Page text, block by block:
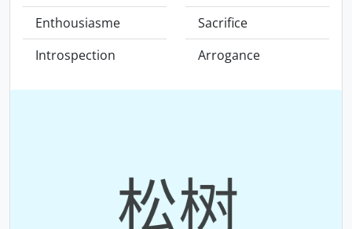
Enthousiasme
Introspection
Sacrifice
Arrogance